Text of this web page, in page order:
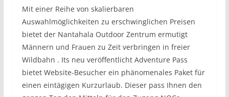
Mit einer Reihe von skalierbaren
Auswahlmöglichkeiten zu erschwinglichen Preisen
bietet der Nantahala Outdoor Zentrum ermutigt
Männern und Frauen zu Zeit verbringen in freier
Wildbahn . Its neu veröffentlicht Adventure Pass
bietet Website-Besucher ein phänomenales Paket für
einen eintägigen Kurzurlaub. Dieser pass Ihnen den